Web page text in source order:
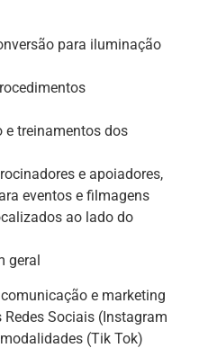
para iluminação
e treinamentos dos
e apoiadores,
eventos e filmagens
ao lado do
geral
e marketing
Sociais (Instagram
(Tik Tok)